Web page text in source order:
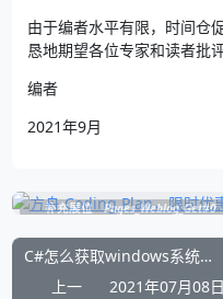
由于编者水平有限，时间仓
恳地期望各位专家和读者批
编者
2021年9月
补充展位 Pages_Weblog_Get#0
C#怎么获取windows系统支持的字体以及字体样式
上一
2021年07月08日